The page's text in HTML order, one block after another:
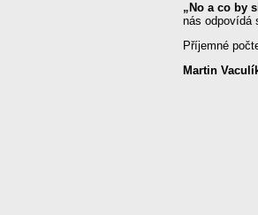
„No a co by
nás odpovídá
Příjemné
Martin